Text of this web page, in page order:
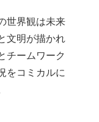
世界観は未来
文明が描かれ
チームワーク
をコミカルに